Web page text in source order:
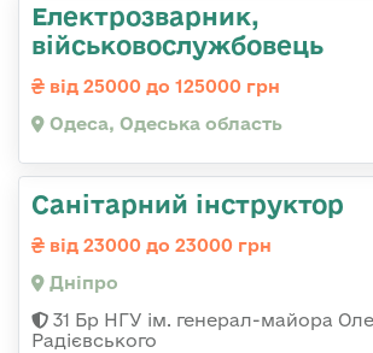
Електрозварник,
військовослужбовець
від 25000 до 125000 грн
Одеса, Одеська область
Санітарний інструктор
від 23000 до 23000 грн
Дніпро
31 Бр НГУ ім. генерал-майора
Радієвського